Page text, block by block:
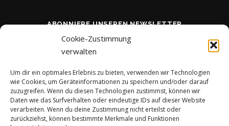
Cookie-Zustimmung
verwalten
Um dir ein optimales Erlebnis zu bieten, verwenden wir Technologien
wie Cookies, um Geräteinformationen zu speichern und/oder darauf
zuzugreifen. Wenn du diesen Technologien zustimmst, können wir
Daten wie das Surfverhalten oder eindeutige IDs auf dieser Website
verarbeiten. Wenn du deine Zustimmung nicht erteilst oder
zurückziehst, können bestimmte Merkmale und Funktionen
ABONNIERE UNSEREN NEWSLETTER
BLEIBE AUF DEM LAUFENDEN